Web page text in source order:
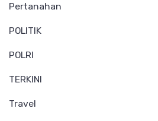
Pertanahan
POLITIK
POLRI
TERKINI
Travel